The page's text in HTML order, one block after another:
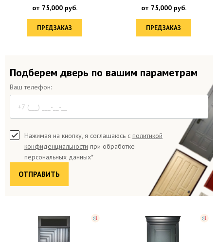
от 75,000руб.
ПРЕДЗАКАЗ
от 75,000руб.
ПРЕДЗАКАЗ
Подберем дверь по вашим параметрам
Ваш телефон:
Нажимая на кнопку, я соглашаюсь с политикой
конфиденциальности при обработке
персональных данных*